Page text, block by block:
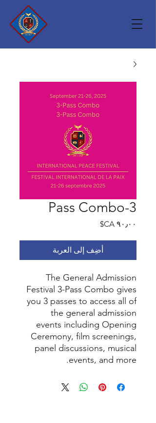
3-Pass Combo
السعر
أضِف إلى العربة
The General Admission
Festival 3-Pass Combo gives
you 3 passes to access all of
the general admission
events including Opening
Ceremony, film screenings,
panel discussions, musical
events, and more.